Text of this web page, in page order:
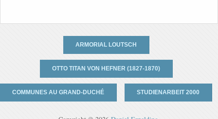
ARMORIAL LOUTSCH
OTTO TITAN VON HEFNER (1827-1870)
COMMUNES AU GRAND-DUCHÉ STUDIENARBEIT 2000